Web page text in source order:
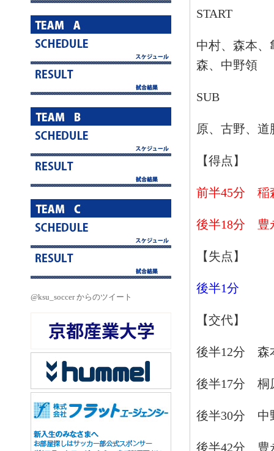
@ksu_soccer からのツイート
START
中村、森本
森、中野領
SUB
原、古野、
【得点】
前半45分 稲
後半18分 豊
【失点】
後半1分
【交代】
後半12分 森
後半17分 桐
後半30分 中
後半42分 豊